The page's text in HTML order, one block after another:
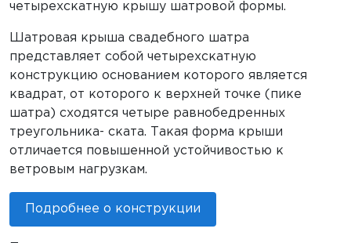
четырехскатную крышу шатровой формы.
Шатровая крыша свадебного шатра
представляет собой четырехскатную
конструкцию основанием которого является
квадрат, от которого к верхней точке (пике
шатра) сходятся четыре равнобедренных
треугольника- ската. Такая форма крыши
отличается повышенной устойчивостью к
ветровым нагрузкам.
Подробнее о конструкции